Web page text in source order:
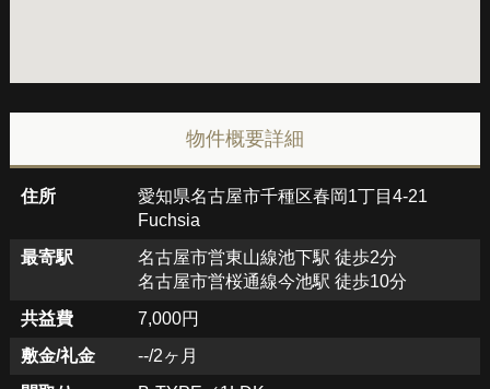
物件概要詳細
住所
愛知県名古屋市千種区春岡1丁目4-21
Fuchsia
最寄駅
名古屋市営東山線池下駅 徒歩2分
名古屋市営桜通線今池駅 徒歩10分
共益費
7,000円
敷金/礼金
--/2ヶ月